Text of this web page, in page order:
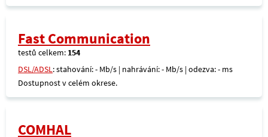
Fast Communication
testů celkem: 154
DSL/ADSL: stahování: - Mb/s | nahrávání: - Mb/s | odezva: - ms
Dostupnost v celém okrese.
COMHAL